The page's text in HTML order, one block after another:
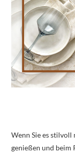
Wenn Sie es stilvoll
genießen und